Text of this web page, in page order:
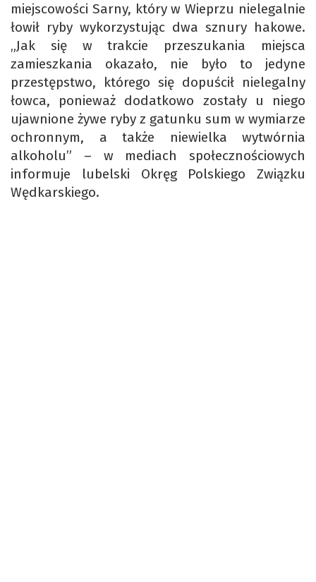
miejscowości Sarny, który w Wieprzu nielegalnie
łowił ryby wykorzystując dwa sznury hakowe.
„Jak się w trakcie przeszukania miejsca
zamieszkania okazało, nie było to jedyne
przestępstwo, którego się dopuścił nielegalny
łowca, ponieważ dodatkowo zostały u niego
ujawnione żywe ryby z gatunku sum w wymiarze
ochronnym, a także niewielka wytwórnia
alkoholu” – w mediach społecznościowych
informuje lubelski Okręg Polskiego Związku
Wędkarskiego.